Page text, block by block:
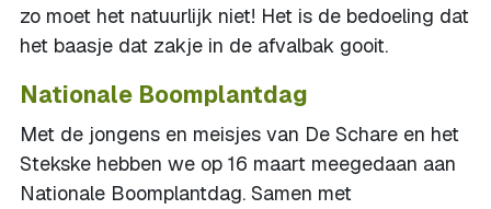
zo moet het natuurlijk niet! Het is de bedoeling dat
het baasje dat zakje in de afvalbak gooit.
Nationale Boomplantdag
Met de jongens en meisjes van De Schare en het
Stekske hebben we op 16 maart meegedaan aan
Nationale Boomplantdag. Samen met